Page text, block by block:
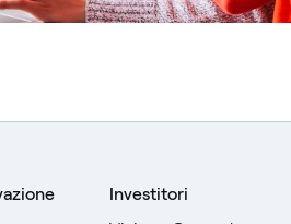
Investitori